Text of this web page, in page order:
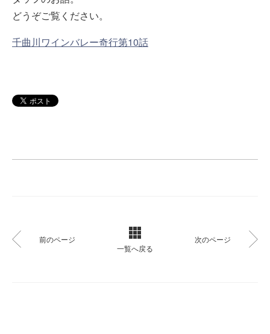
どうぞご覧ください。
千曲川ワインバレー奇行第10話
前のページ
一覧へ戻る
次のページ